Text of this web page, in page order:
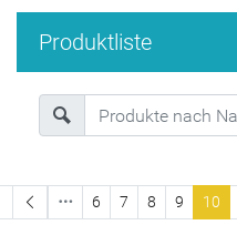
Produktliste
erste Seite 6 7 8 9 10